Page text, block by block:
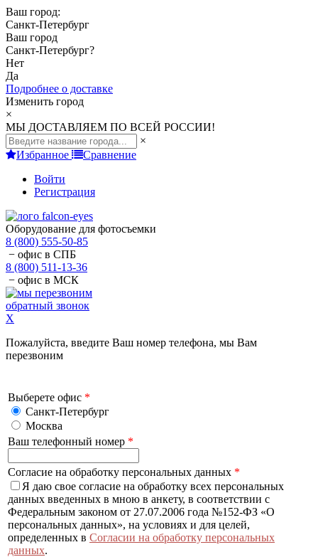
Ваш город:
Санкт-Петербург
Ваш город
Санкт-Петербург?
Нет
Да
Подробнее о доставке
Изменить город
×
МЫ ДОСТАВЛЯЕМ ПО ВСЕЙ РОССИИ!
×
Избранное
Сравнение
Войти
Регистрация
Оборудование для фотосъемки
8 (800) 555-50-85
− офис в СПБ
8 (800) 511-13-36
− офис в МСК
обратный звонок
X
Пожалуйста, введите Ваш номер телефона, мы Вам
перезвоним
Выберете офис *
Санкт-Петербург
Москва
Ваш телефонный номер *
Согласие на обработку персональных данных *
Я даю свое согласие на обработку всех персональных
данных введенных в мною в анкету, в соответствии с
Федеральным законом от 27.07.2006 года №152-ФЗ «О
персональных данных», на условиях и для целей,
определенных в Согласии на обработку персональных
данных.